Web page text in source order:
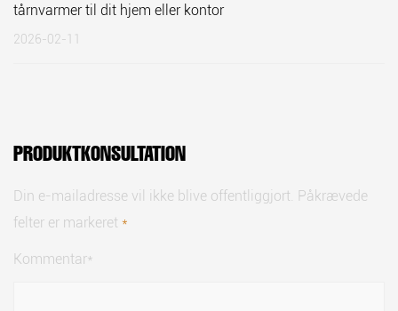
tårnvarmer til dit hjem eller kontor
2026-02-11
PRODUKTKONSULTATION
Din e-mailadresse vil ikke blive offentliggjort. Påkrævede
felter er markeret *
Kommentar*